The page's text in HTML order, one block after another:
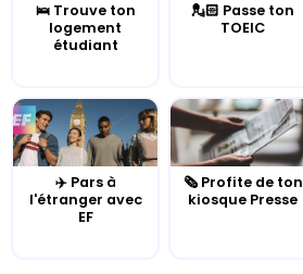
🛌 Trouve ton
logement
étudiant
💂🏻 Passe ton
TOEIC
✈️ Pars à
l'étranger avec
EF
🗞️ Profite de ton
kiosque Presse